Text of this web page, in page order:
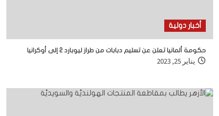
أخبار دولية
حكومة ألمانيا تعلن عن تسليم دبابات من طراز ليوبارد 2 إلى أوكرانيا
يناير 25, 2023